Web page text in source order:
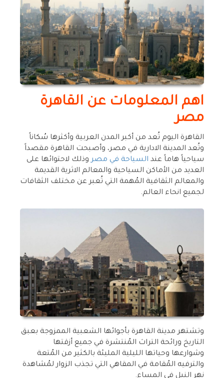
اهم المعلومات عن القاهرة
مصر
القاهرة اليوم تُعد من أكبر المدن العربية وأكثرها سُكاناً
وتُعد المدينة الادارية في مصر، وأصبحت القاهرة مقصداً
سياحياً هاماً عند السياحة في مصروذلك لاحتوائها على
العديد من الأماكن السياحية والمعالم الاثرية القديمة
والمعالم الثقافية المُهمة التي تُعبر عن مختلف الثقافات
لجميع انحاء العالم.
وتشتهر مدينة القاهرة بأجوائها الشعبية الممزوجة بعبق
التاريخ ورائحة التراث المُنتشرة في جميع أزقتها
وشوارعها وحياتها الليلية المليئة بالكثير من المُتعة
والترفيه المُقامة في المقاهي التي تجذب الزوار لمُشاهدة
نهر النيل في المساء.